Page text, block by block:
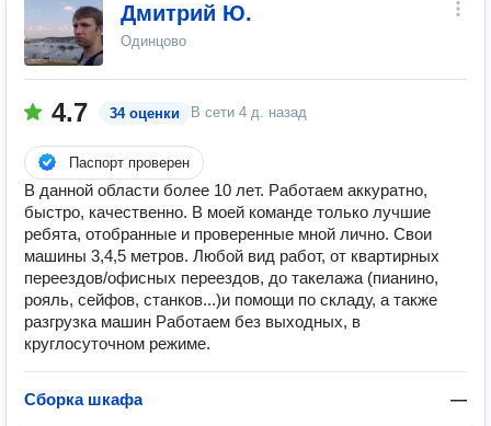
Дмитрий Ю.
Одинцово
4.7 34 оценки В сети 4 д. назад
Паспорт проверен
В данной области более 10 лет. Работаем аккуратно,
быстро, качественно. В моей команде только лучшие
ребята, отобранные и проверенные мной лично. Свои
машины 3,4,5 метров. Любой вид работ, от квартирных
переездов/офисных переездов, до такелажа (пианино,
рояль, сейфов, станков...)и помощи по складу, а также
разгрузка машин Работаем без выходных, в
круглосуточном режиме.
Сборка шкафа —